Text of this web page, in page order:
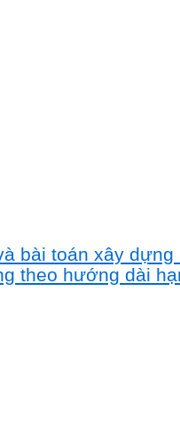
bài toán xây dựng
theo hướng dài